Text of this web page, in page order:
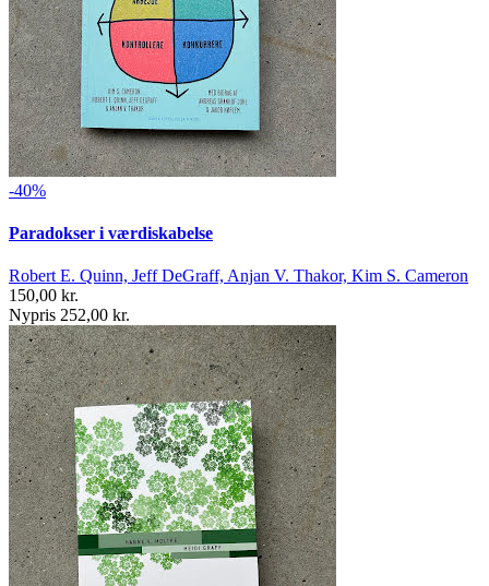
-40%
Paradokser i værdiskabelse
Robert E. Quinn, Jeff DeGraff, Anjan V. Thakor, Kim S. Cameron
150,00 kr.
Nypris 252,00 kr.